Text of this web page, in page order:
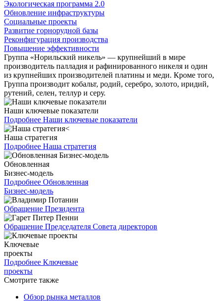
Экологическая программа 2.0
Обновление инфраструктуры
Социальные проекты
Развитие горнорудной базы
Реконфигурация производства
Повышение эффективности
Группа «Норильский никель» — крупнейший в мире
производитель палладия и рафинированного никеля и один
из крупнейших производителей платины и меди. Кроме того,
Группа производит кобальт, родий, серебро, золото, иридий,
рутений, селен, теллур и серу.
Наши ключевые показатели
Подробнее Наши ключевые показатели
Наша стратегия
Подробнее Наша стратегия
Обновленная
Бизнес-модель
Подробнее Обновленная
Бизнес-модель
Обращение Президента
Обращение Председателя Совета директоров
Ключевые
проекты
Подробнее Ключевые
проекты
Смотрите также
Обзор рынка металлов